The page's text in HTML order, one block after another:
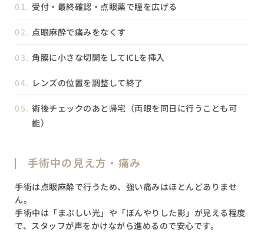
受付・最終確認・点眼薬で瞳を広げる
点眼麻酔で痛みをなくす
角膜に小さな切開をしてICLを挿入
レンズの位置を調整して終了
術後チェックのあと帰宅（両眼を同日に行うことも可
能）
手術中の見え方・痛み
手術は点眼麻酔で行うため、強い痛みはほとんどありませ
ん。
手術中は「まぶしい光」や「ぼんやりした影」が見える程度
で、スタッフが声をかけながら進めるので安心です。